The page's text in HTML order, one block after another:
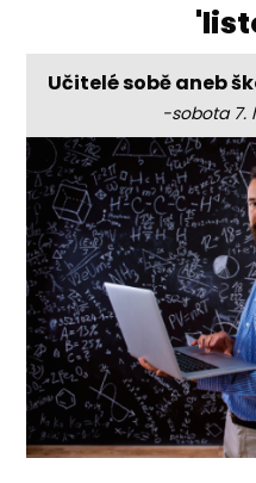
Učitelé sobě aneb
-sobota 7.